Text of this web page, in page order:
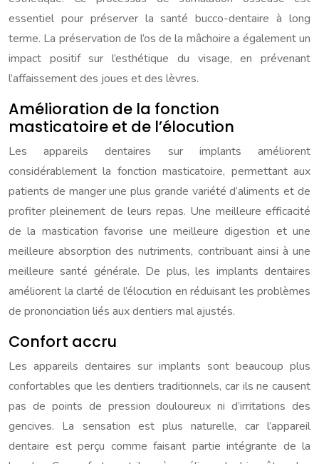
essentiel pour préserver la santé bucco-dentaire à long
terme. La préservation de l’os de la mâchoire a également un
impact positif sur l’esthétique du visage, en prévenant
l’affaissement des joues et des lèvres.
Amélioration de la fonction
masticatoire et de l’élocution
Les appareils dentaires sur implants améliorent
considérablement la fonction masticatoire, permettant aux
patients de manger une plus grande variété d’aliments et de
profiter pleinement de leurs repas. Une meilleure efficacité
de la mastication favorise une meilleure digestion et une
meilleure absorption des nutriments, contribuant ainsi à une
meilleure santé générale. De plus, les implants dentaires
améliorent la clarté de l’élocution en réduisant les problèmes
de prononciation liés aux dentiers mal ajustés.
Confort accru
Les appareils dentaires sur implants sont beaucoup plus
confortables que les dentiers traditionnels, car ils ne causent
pas de points de pression douloureux ni d’irritations des
gencives. La sensation est plus naturelle, car l’appareil
dentaire est perçu comme faisant partie intégrante de la